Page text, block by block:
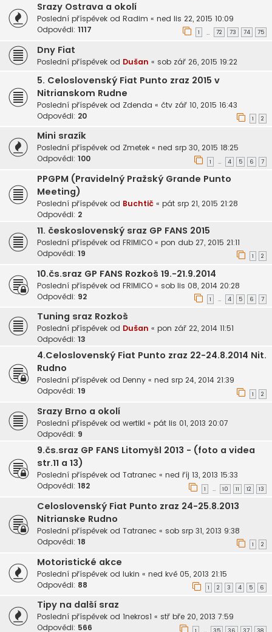
Srazy Ostrava a okolí
Poslední příspěvek od Radim « ned lis 22, 2015 10:09
Odpovědi: 1117 1 … 72 73 74 75
Dny Fiat
Poslední příspěvek od Dušan « sob zář 26, 2015 19:22
5. Celoslovenský Fiat Punto zraz 2015 v
Nitrianskom Rudne
Poslední příspěvek od Zdenda « čtv zář 10, 2015 16:43
Odpovědi: 20 1 2
Mini srazík
Poslední příspěvek od Zmetek « ned srp 30, 2015 18:25
Odpovědi: 100 1 … 4 5 6 7
PPGPM (Pravidelný Pražský Grande Punto
Meeting)
Poslední příspěvek od Buchtič « pát srp 21, 2015 21:28
Odpovědi: 2
11. československý sraz GP FANS 2015
Poslední příspěvek od FRIMICO « pon dub 27, 2015 21:11
Odpovědi: 19 1 2
10.čs.sraz GP FANS Rozkoš 19.-21.9.2014
Poslední příspěvek od FRIMICO « sob lis 08, 2014 20:28
Odpovědi: 92 1 … 4 5 6 7
Tuning sraz Rozkoš
Poslední příspěvek od Dušan « pon zář 22, 2014 11:51
Odpovědi: 13
4.Celoslovenský Fiat Punto zraz 22-24.8.2014 Nit.
Rudno
Poslední příspěvek od Denny « ned srp 24, 2014 21:39
Odpovědi: 19 1 2
Srazy Brno a okolí
Poslední příspěvek od wertikl « pát lis 01, 2013 20:07
Odpovědi: 9
9.čs.sraz GP FANS Litomyšl 2013 - (foto a videa
str.11 a 13)
Poslední příspěvek od Tatranec « ned říj 13, 2013 15:33
Odpovědi: 182 1 … 10 11 12 13
Celoslovenský Fiat Punto zraz 24-25.8.2013
Nitrianske Rudno
Poslední příspěvek od Tatranec « sob srp 31, 2013 9:38
Odpovědi: 18 1 2
Motoristické akce
Poslední příspěvek od lukin « ned kvě 05, 2013 21:15
Odpovědi: 88 1 2 3 4 5 6
Tipy na další sraz
Poslední příspěvek od 1nekros1 « stř bře 20, 2013 7:59
Odpovědi: 566 1 35 36 37 38